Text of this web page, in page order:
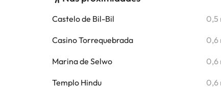
Castelo de Bil-Bil 0,5
Casino Torrequebrada 0,6
Marina de Selwo 0,6
Templo Hindu 0,6